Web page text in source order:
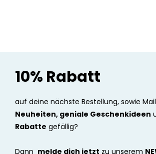
10% Rabatt
auf deine nächste Bestellung, sowie
Neuheiten, geniale Geschenkideen
Rabatte gefällig?
Dann melde dich jetzt zu unserem